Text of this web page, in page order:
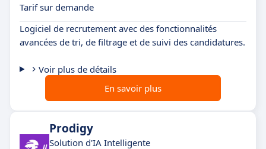
Tarif sur demande
Logiciel de recrutement avec des fonctionnalités
avancées de tri, de filtrage et de suivi des candidatures.
Voir plus de détails
En savoir plus
Prodigy
Solution d'IA Intelligente